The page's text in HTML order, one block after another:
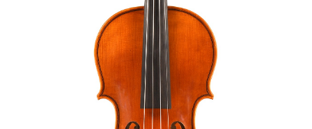
Bestellungen
Merkliste
Kindergeigen
Geigenbögen
Cellobögen